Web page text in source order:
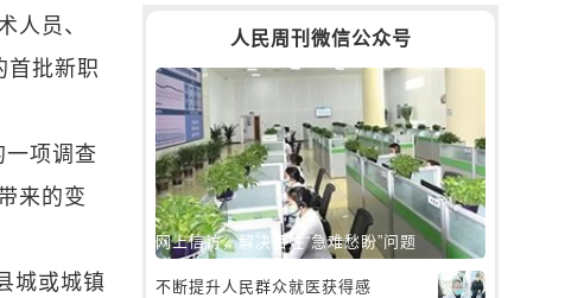
人员、
首批新职
项调查
来的变
城或城镇
人民周刊微信公众号
网上信访，解决百姓“急难愁盼”问题
不断提升人民群众就医获得感